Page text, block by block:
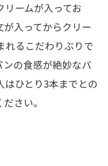
ームが入ってお
が入ってからクリー
れるこだわりぶりで
の食感が絶妙なバ
はひとり3本までとの
さい。